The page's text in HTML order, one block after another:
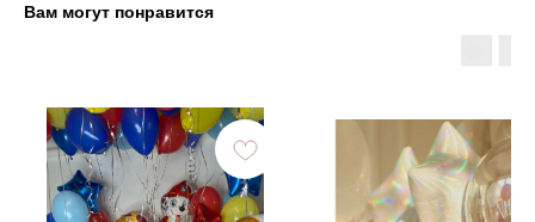
Вам могут понравится